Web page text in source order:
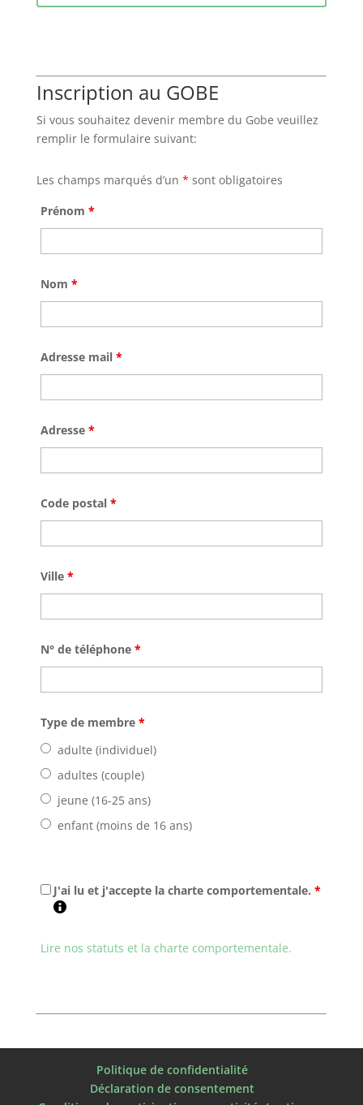
Inscription au GOBE
Si vous souhaitez devenir membre du Gobe veuillez
remplir le formulaire suivant:
Les champs marqués d’un * sont obligatoires
Prénom *
Nom *
Adresse mail *
Adresse *
Code postal *
Ville *
N° de téléphone *
Type de membre *
adulte (individuel)
adultes (couple)
jeune (16-25 ans)
enfant (moins de 16 ans)
J'ai lu et j'accepte la charte comportementale. *
Lire nos statuts et la charte comportementale.
Politique de confidentialité
Déclaration de consentement